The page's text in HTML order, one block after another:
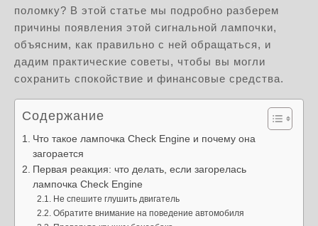
поломку? В этой статье мы подробно разберем
причины появления этой сигнальной лампочки,
объясним, как правильно с ней обращаться, и
дадим практические советы, чтобы вы могли
сохранить спокойствие и финансовые средства.
Содержание
Что такое лампочка Check Engine и почему она
загорается
Первая реакция: что делать, если загорелась
лампочка Check Engine
Не спешите глушить двигатель
Обратите внимание на поведение автомобиля